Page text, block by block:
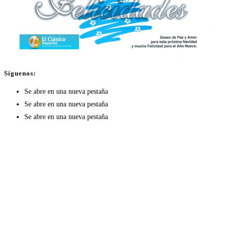
Síguenos:
Se abre en una nueva pestaña
Se abre en una nueva pestaña
Se abre en una nueva pestaña